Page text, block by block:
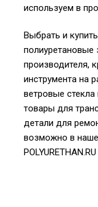
используем в
Выбрать и
полиуретановые
производителя,
инструмента на
ветровые
товары для
детали для
возможно в
POLYURETHAN.RU